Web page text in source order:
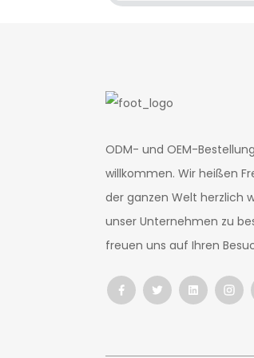
ODM- und OEM-
willkommen. Wir heißen
der ganzen Welt herzlich
unser Unternehmen zu
freuen uns auf Ihren